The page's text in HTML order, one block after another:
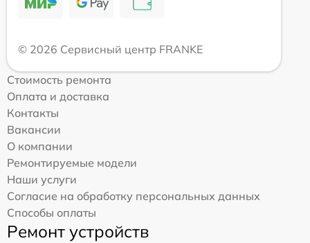
© 2026 Сервисный центр FRANKE
Стоимость ремонта
Оплата и доставка
Контакты
Вакансии
О компании
Ремонтируемые модели
Наши услуги
Согласие на обработку персональных данных
Способы оплаты
Ремонт устройств